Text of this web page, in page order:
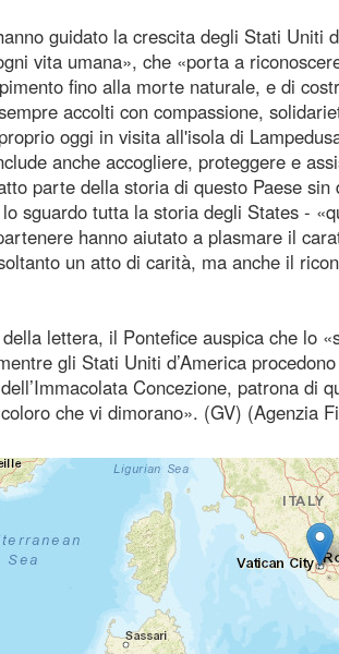
guidato la crescita degli Stati Uniti
vita umana», che «porta a
fino alla morte naturale, e di
accolti con compassione,
oggi in visita all'isola di
anche accogliere, proteggere e
parte della storia di questo Paese
sguardo tutta la storia degli States -
hanno aiutato a plasmare il
un atto di carità, ma anche il
lettera, il Pontefice auspica che lo
gli Stati Uniti d’America
Concezione, patrona di
che vi dimorano». (GV) (Agenzia